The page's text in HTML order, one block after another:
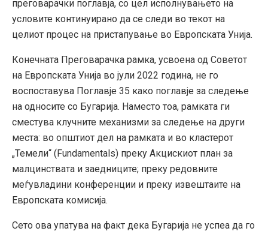
преговарачки поглавја, со цел исполнувањето на
условите континуирано да се следи во текот на
целиот процес на пристапување во Европската Унија.
Конечната Преговарачка рамка, усвоена од Советот
на Европската Унија во јули 2022 година, не го
воспоставува Поглавје 35 како поглавје за следење
на односите со Бугарија. Наместо тоа, рамката ги
сместува клучните механизми за следење на други
места: во општиот дел на рамката и во кластерот
„Темели“ (Fundamentals) преку Акцискиот план за
малцинствата и заедниците; преку редовните
меѓувладини конференции и преку извештаите на
Европската комисија.
Сето ова упатува на факт дека Бугарија не успеа да го